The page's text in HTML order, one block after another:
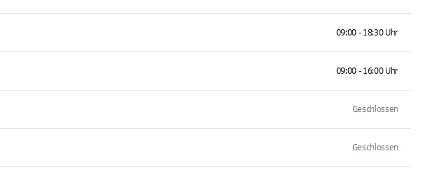
09:00 - 18:30 Uhr
09:00 - 16:00 Uhr
Geschlossen
Geschlossen